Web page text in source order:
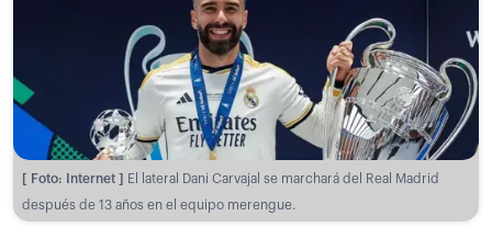
[ Foto: Internet ]
El lateral Dani Carvajal se marchará del Real Madrid
después de 13 años en el equipo merengue.